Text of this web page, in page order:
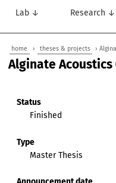
Lab ↓ Research ↓
home › theses & projects ›
Alginate
Status
Finished
Type
Master Thesis